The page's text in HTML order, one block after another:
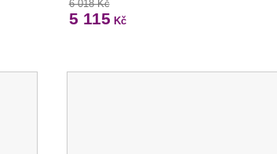
6 018 Kč
5 115 Kč